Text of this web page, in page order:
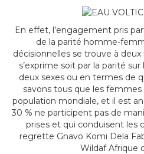
En effet, l’engagement pris
de la parité homme-
décisionnelles se trouve à
s’exprime soit par la parité
deux sexes ou en termes de
savons tous que les
population mondiale, et il est
30 % ne participent pas de
prises et qui conduisent les
regrette Gnavo Komi Dela
Wildaf Afrique